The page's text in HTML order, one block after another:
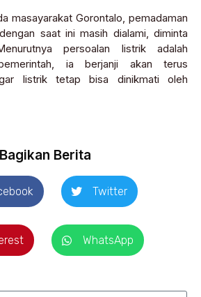
masayarakat Gorontalo, pemadaman
saat ini masih dialami, diminta
persoalan listrik adalah
ia berjanji akan terus
listrik tetap bisa dinikmati oleh
Bagikan Berita
Twitter
WhatsApp